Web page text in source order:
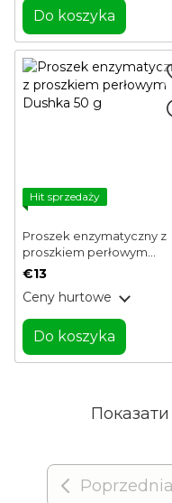
Do koszyka
Hit sprzedaży
Proszek enzymatyczny z
proszkiem perłowym
Dushka 50 g
€13
Ceny hurtowe
Do koszyka
Poprzednia